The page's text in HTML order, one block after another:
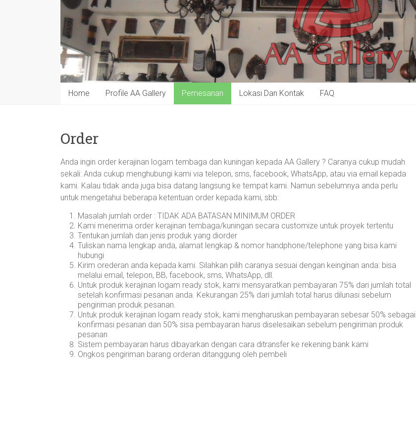
Home Profile AA Gallery Pemesanan Lokasi Dan Kontak FAQ
Order
Anda ingin order kerajinan logam tembaga dan kuningan kepada AA Gallery ? Caranya cukup mudah
sekali: Anda cukup menghubungi kami via telepon, sms, facebook, WhatsApp, atau via email kepada
kami. Kalau tidak anda juga bisa datang langsung ke tempat kami. Namun sebelumnya anda perlu
untuk mengetahui beberapa ketentuan order kepada kami, sbb:
Masalah jumlah order : TIDAK ADA BATASAN MINIMUM ORDER
Kami menerima order kerajinan tembaga/kuningan secara customize untuk proyek tertentu
Tentukan jumlah dan jenis produk yang diorder
Tuliskan nama lengkap anda, alamat lengkap & nomor handphone/telephone yang bisa kami
hubungi
Kirim orederan anda kepada kami. Silahkan pilih caranya sesuai dengan keinginan anda: bisa
melalui email, telepon, BB, facebook, sms, WhatsApp, dll.
Untuk produk kerajinan logam ready stok, kami mensyaratkan pembayaran 75% dari jumlah total
setelah konfirmasi pesanan anda. Kekurangan 25% dari jumlah total harus dilunasi sebelum
pengiriman produk pesanan.
Untuk produk kerajinan logam ready stok, kami mengharuskan pembayaran sebesar 50% sebagai
konfirmasi pesanan dan 50% sisa pembayaran harus diselesaikan sebelum pengiriman produk
pesanan
Sistem pembayaran harus dibayarkan dengan cara ditransfer ke rekening bank kami
Ongkos pengiriman barang orderan ditanggung oleh pembeli